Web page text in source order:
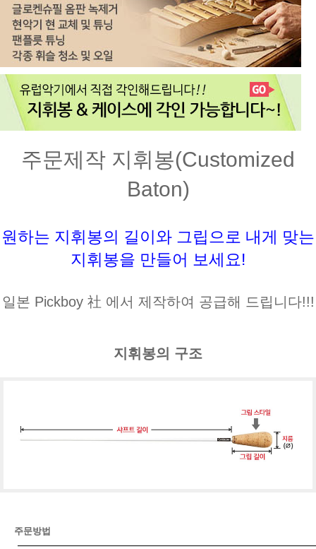
주문제작 지휘봉(Customized
Baton)
원하는 지휘봉의 길이와 그립으로 내게 맞는
지휘봉을 만들어 보세요!
일본 Pickboy 社 에서 제작하여 공급해 드립니다!!!
지휘봉의 구조
주문방법